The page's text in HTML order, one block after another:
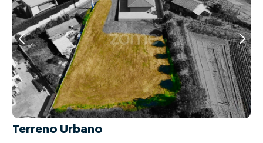
Terreno Urbano